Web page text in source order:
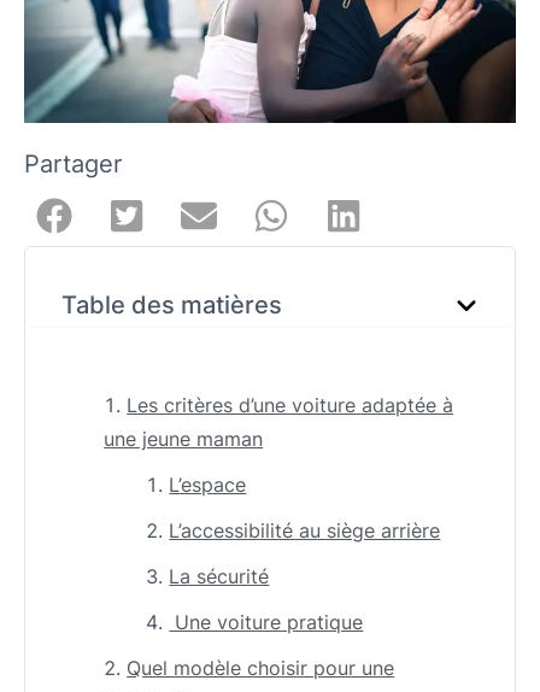
Partager
Table des matières
Les critères d’une voiture adaptée à
une jeune maman
L’espace
L’accessibilité au siège arrière
La sécurité
Une voiture pratique
Quel modèle choisir pour une